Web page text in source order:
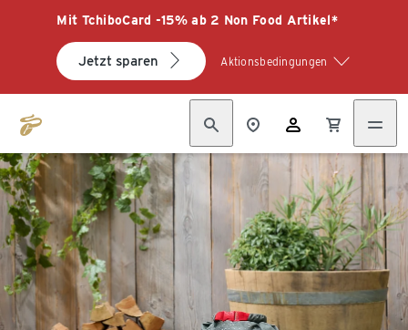
Mit TchiboCard -15% ab 2 Non Food Artikel*
Jetzt sparen Aktionsbedingungen